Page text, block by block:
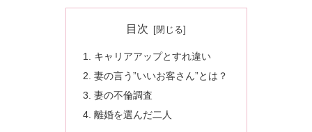
目次
キャリアアップとすれ違い
妻の言う”いいお客さん”とは？
妻の不倫調査
離婚を選んだ二人